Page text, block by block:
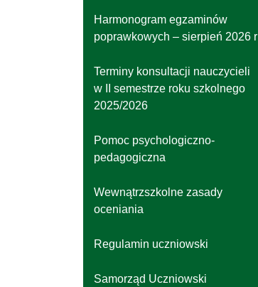
Harmonogram egzaminów
poprawkowych – sierpień 2026 r
Terminy konsultacji nauczycieli
w II semestrze roku szkolnego
2025/2026
Pomoc psychologiczno-
pedagogiczna
Wewnątrzszkolne zasady
oceniania
Regulamin uczniowski
Samorząd Uczniowski